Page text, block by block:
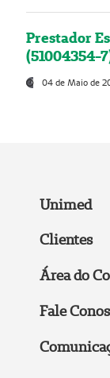
Prestador
(51004354-
04 de Maio de
Unimed
Clientes
Área do
Fale